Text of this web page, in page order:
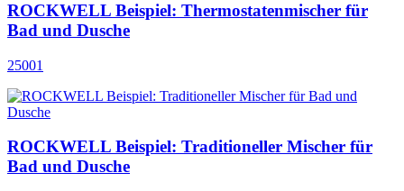
ROCKWELL Beispiel: Thermostatenmischer für
Bad und Dusche
25001
ROCKWELL Beispiel: Traditioneller Mischer für
Bad und Dusche